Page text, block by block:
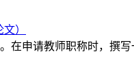
）
申请教师职称时，撰